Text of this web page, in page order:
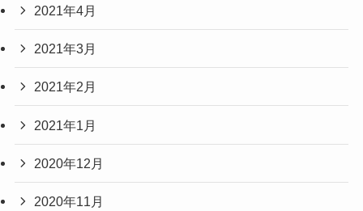
2021年4月
2021年3月
2021年2月
2021年1月
2020年12月
2020年11月